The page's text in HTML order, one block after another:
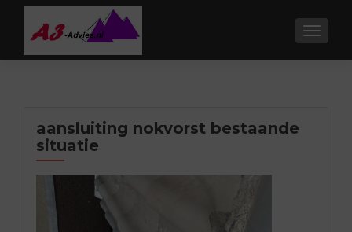
aansluiting nokvorst bestaande
situatie